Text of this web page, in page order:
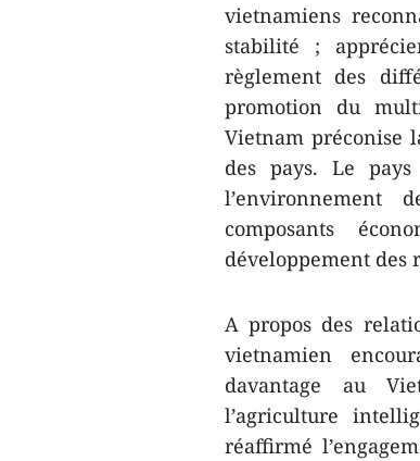
vietnamiens
stabilité ;
règlement des
promotion du
Vietnam préconise
des pays. Le
l’environnement
composants
développement des
A propos des
vietnamien
davantage au
l’agriculture
réaffirmé